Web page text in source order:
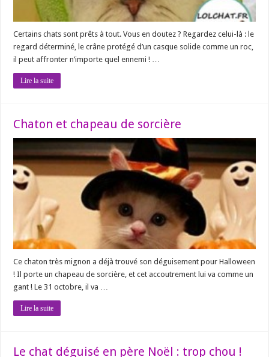
Certains chats sont prêts à tout. Vous en doutez ? Regardez celui-là : le
regard déterminé, le crâne protégé d’un casque solide comme un roc,
il peut affronter n’importe quel ennemi ! …
Lire la suite
Chaton et chapeau de sorcière
Ce chaton très mignon a déjà trouvé son déguisement pour Halloween
! Il porte un chapeau de sorcière, et cet accoutrement lui va comme un
gant ! Le 31 octobre, il va …
Lire la suite
Le chat déguisé en père Noël : trop chou !